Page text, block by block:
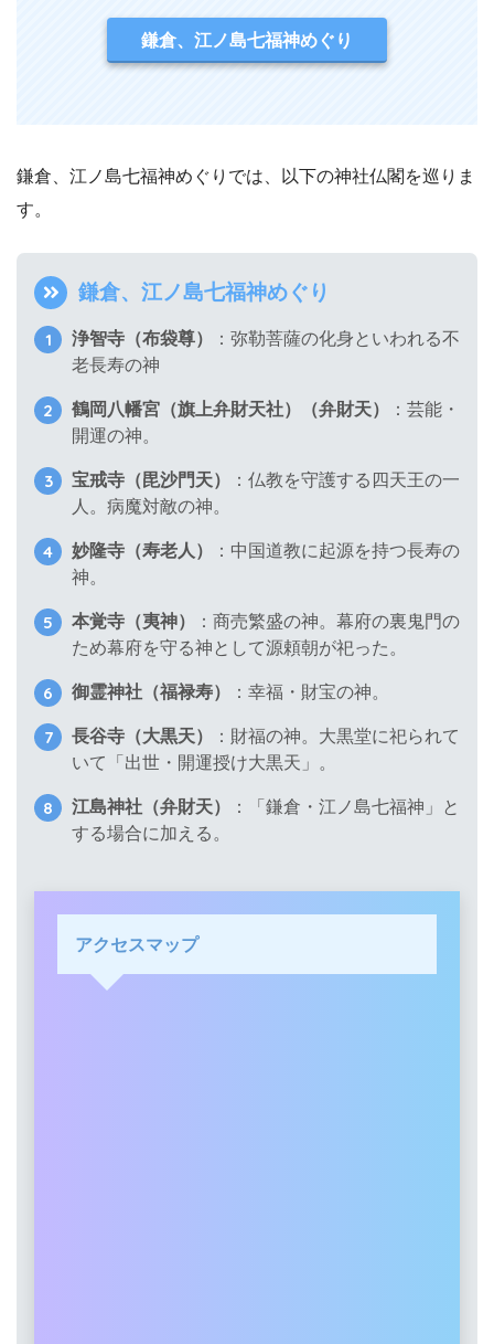
鎌倉、江ノ島七福神めぐり
鎌倉、江ノ島七福神めぐりでは、以下の神社仏閣を巡りま
す。
鎌倉、江ノ島七福神めぐり
浄智寺（布袋尊）
：弥勒菩薩の化身といわれる不
老長寿の神
鶴岡八幡宮（旗上弁財天社）（弁財天）
：芸能・
開運の神。
宝戒寺（毘沙門天）
：仏教を守護する四天王の一
人。病魔対敵の神。
妙隆寺（寿老人）
：中国道教に起源を持つ長寿の
神。
本覚寺（夷神）
：商売繁盛の神。幕府の裏鬼門の
ため幕府を守る神として源頼朝が祀った。
御霊神社（福禄寿） ：幸福・財宝の神。
長谷寺（大黒天）
：財福の神。大黒堂に祀られて
いて「出世・開運授け大黒天」。
江島神社（弁財天）
：「鎌倉・江ノ島七福神」と
する場合に加える。
アクセスマップ